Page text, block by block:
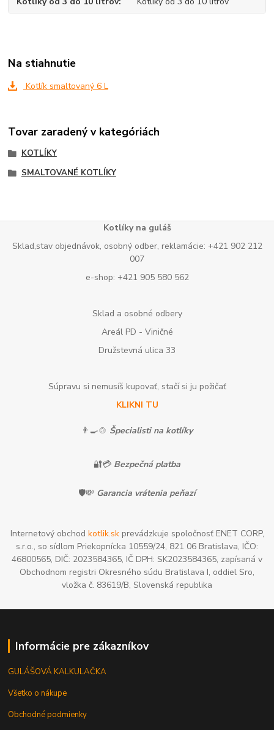
Na stiahnutie
Kotlík smaltovaný 6 L
Tovar zaradený v kategóriách
KOTLÍKY
SMALTOVANÉ KOTLÍKY
Kotlíky na guláš
Sklad,stav objednávok, osobný odber, reklamácie: +421 902 212
007
e-shop: +421 905 580 562
Sklad a osobné odbery
Areál PD - Viničné
Družstevná ulica 33
Súpravu si nemusíš kupovať, stačí si ju požičať
KLIKNI TU
👨‍🍳🍲 Špecialisti na kotlíky
🔐💳 Bezpečná platba
🛡️💸 Garancia vrátenia peňazí
Internetový obchod kotlik.skprevádzkuje spoločnosť ENET CORP,
s.r.o., so sídlom Priekopnícka 10559/24, 821 06 Bratislava, IČO:
46800565, DIČ: 2023584365, IČ DPH: SK2023584365, zapísaná v
Obchodnom registri Okresného súdu Bratislava I, oddiel Sro,
vložka č. 83619/B, Slovenská republika
Informácie pre zákazníkov
GULÁŠOVÁ KALKULAČKA
Všetko o nákupe
Obchodné podmienky